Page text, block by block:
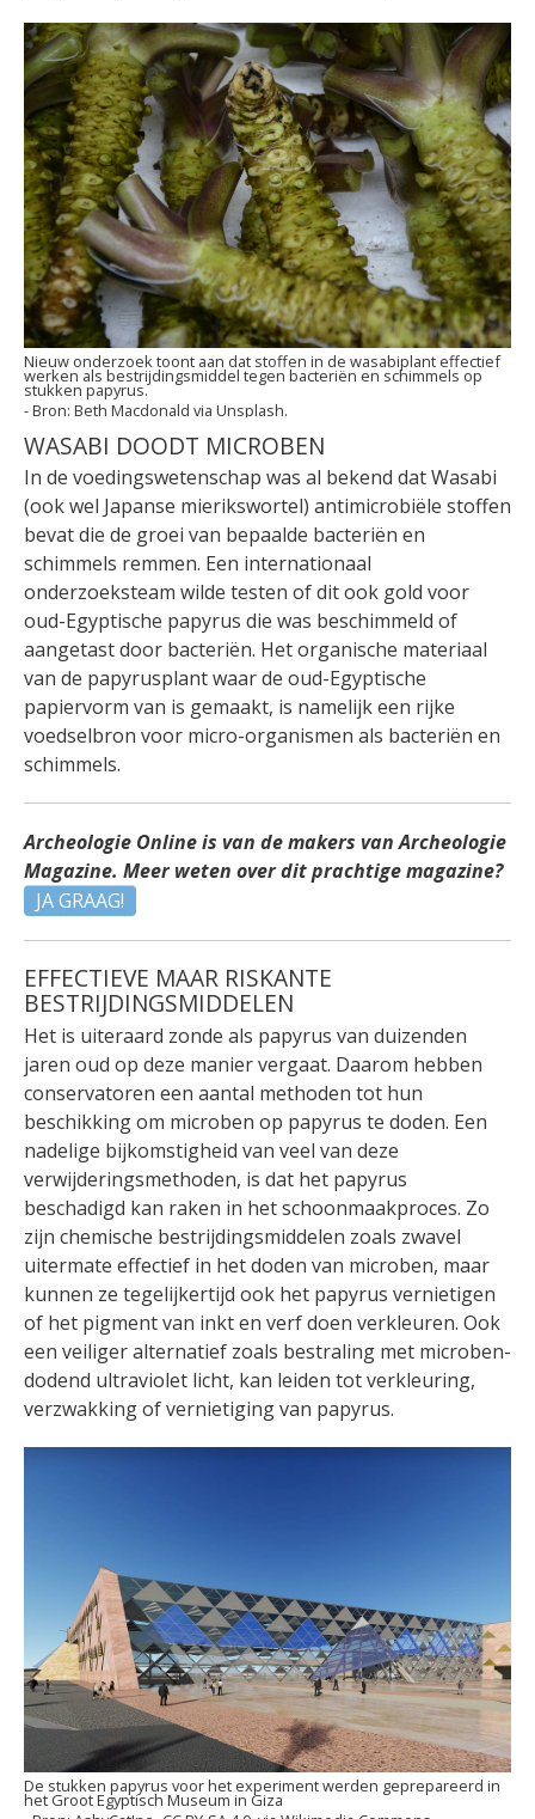
Nieuw onderzoek toont aan dat stoffen in de wasabiplant effectief
werken als bestrijdingsmiddel tegen bacteriën en schimmels op
stukken papyrus.
Beth Macdonald via Unsplash.
WASABI DOODT MICROBEN
In de voedingswetenschap was al bekend dat Wasabi
(ook wel Japanse mierikswortel) antimicrobiële stoffen
bevat die de groei van bepaalde bacteriën en
schimmels remmen. Een internationaal
onderzoeksteam wilde testen of dit ook gold voor
oud-Egyptische papyrus die was beschimmeld of
aangetast door bacteriën. Het organische materiaal
van de papyrusplant waar de oud-Egyptische
papiervorm van is gemaakt, is namelijk een rijke
voedselbron voor micro-organismen als bacteriën en
schimmels.
Archeologie Online is van de makers van Archeologie
Magazine. Meer weten over dit prachtige magazine?
JA GRAAG!
EFFECTIEVE MAAR RISKANTE
BESTRIJDINGSMIDDELEN
Het is uiteraard zonde als papyrus van duizenden
jaren oud op deze manier vergaat. Daarom hebben
conservatoren een aantal methoden tot hun
beschikking om microben op papyrus te doden. Een
nadelige bijkomstigheid van veel van deze
verwijderingsmethoden, is dat het papyrus
beschadigd kan raken in het schoonmaakproces. Zo
zijn chemische bestrijdingsmiddelen zoals zwavel
uitermate effectief in het doden van microben, maar
kunnen ze tegelijkertijd ook het papyrus vernietigen
of het pigment van inkt en verf doen verkleuren. Ook
een veiliger alternatief zoals bestraling met microben-
dodend ultraviolet licht, kan leiden tot verkleuring,
verzwakking of vernietiging van papyrus.
De stukken papyrus voor het experiment werden geprepareerd in
het Groot Egyptisch Museum in Giza